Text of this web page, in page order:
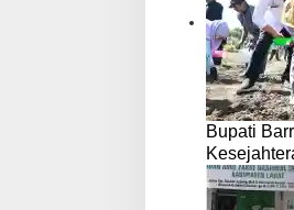
Bupati